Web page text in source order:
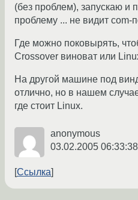
(без проблем), запускаю и
проблему ... не видит com-
Где можно поковырять,
Crossover виноват или
На другой машине под
отлично, но в нашем
где стоит Linux.
anonymous
03.02.2005
Ссылка